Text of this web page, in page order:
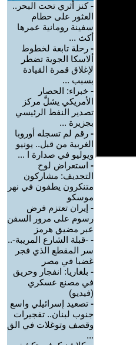
-كنز أثري تحت البحر..
العثور على حطام
سفينة رومانية عمرها
أكث ...
- رحلة تابعة لخطوط
ألاسكا الجوية تضطر
لإغلاق قمرة القيادة
بسبب ...
- خبراء: الحصار
الأمريكي يشلَّ مركز
تصدير النفط الرئيسي
بجزيرة ...
- رقم لم تسجله أوروبا
الغربية من قبل.. يونيو
ويوليو في صدارة ا ...
- استعراض لوح
التجديف: مشاركون
متنكرون يطفون في نهر
موسكو
- إيران تعتزم فرض
رسوم على مرور السفن
عبر مضيق هرمز
- -قبلة الشارع المريبة-..
سر المقطع الذي فجر
غضبا في مصر
- بلغاريا: انفجار وحريق
في مصنع عسكري
(فيديو)
- تصعيد إسرائيلي واسع
جنوب لبنان.. تفجيرات
وقصف وتوغلات في الق
...